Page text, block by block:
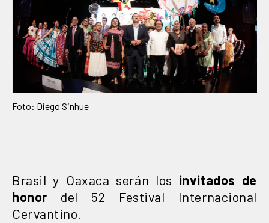
Foto: Diego Sinhue
Brasil y Oaxaca serán los invitados de
honor del 52 Festival Internacional
Cervantino.